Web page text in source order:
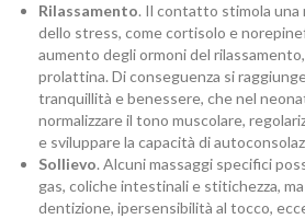
Rilassamento. Il contatto stimola una
dello stress, come cortisolo e
aumento degli ormoni del
prolattina. Di conseguenza si
tranquillità e benessere, che nel
normalizzare il tono muscolare,
e sviluppare la capacità di
Sollievo. Alcuni massaggi specifici
gas, coliche intestinali e stitichezza,
dentizione, ipersensibilità al tocco,